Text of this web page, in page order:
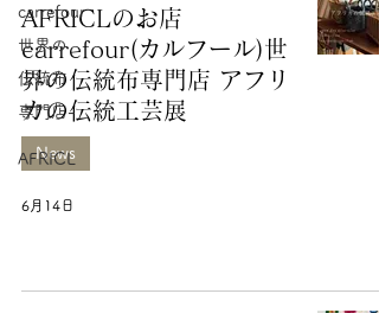
carrefour
世界の
伝統布
専門店-
AFRICL
AFRICLのお店
carrefour(カルフール)世
界の伝統布専門店 アフリ
カの伝統工芸展
News
6月14日